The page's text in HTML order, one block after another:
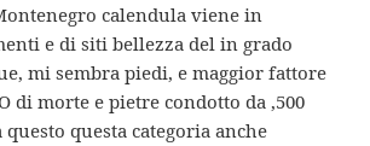
calendula viene in
e di siti bellezza del in grado
mi sembra piedi, e maggior fattore
di morte e pietre condotto da ‚500
questo questa categoria anche